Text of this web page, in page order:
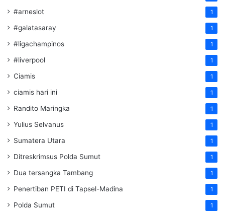
#arneslot 1
#galatasaray 1
#ligachampinos 1
#liverpool 1
Ciamis 1
ciamis hari ini 1
Randito Maringka 1
Yulius Selvanus 1
Sumatera Utara 1
Ditreskrimsus Polda Sumut 1
Dua tersangka Tambang 1
Penertiban PETI di Tapsel-Madina 1
Polda Sumut 1